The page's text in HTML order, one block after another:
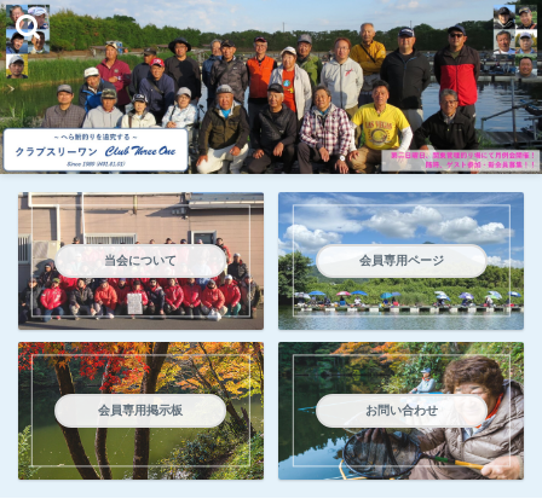
当会について 会員専用ページ
会員専用掲示板 お問い合わせ